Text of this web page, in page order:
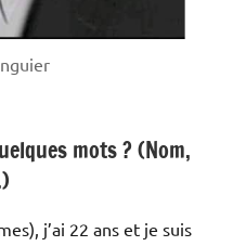
mots ? (Nom,
j’ai 22 ans et je suis